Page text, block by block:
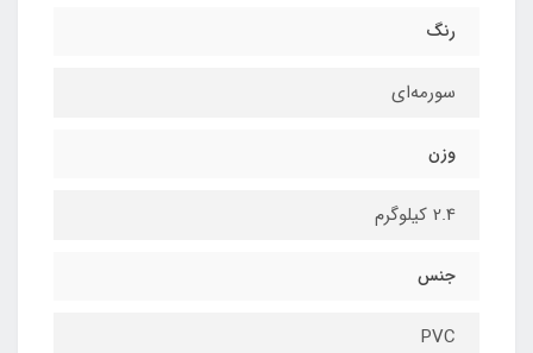
رنگ
سورمه‌ای
وزن
2.4 کیلوگرم
جنس
PVC